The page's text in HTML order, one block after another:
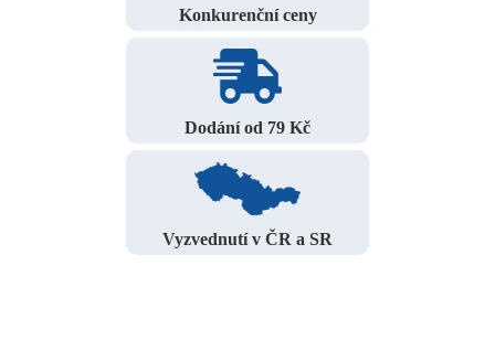
Konkurenční ceny
Dodání od 79 Kč
Vyzvednutí v ČR a SR